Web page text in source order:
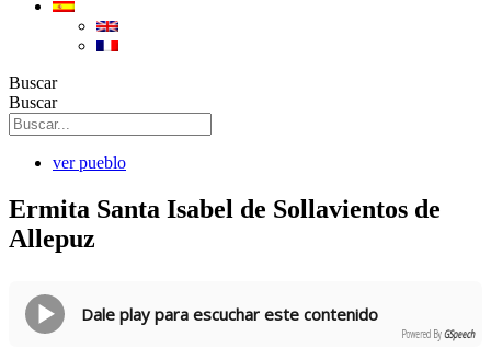
Buscar
Buscar
ver pueblo
Ermita Santa Isabel de Sollavientos de
Allepuz
Dale play para escuchar este contenido
Powered By GSpeech